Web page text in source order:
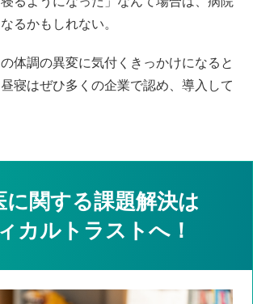
るかもしれない。
体調の異変に気付くきっかけになると
寝はぜひ多くの企業で認め、導入して
に関する課題解決は
カルトラストへ！